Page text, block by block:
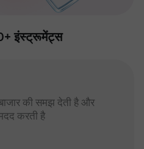
इंस्ट्रूमेंट्स
की समझ देती है और
करती है